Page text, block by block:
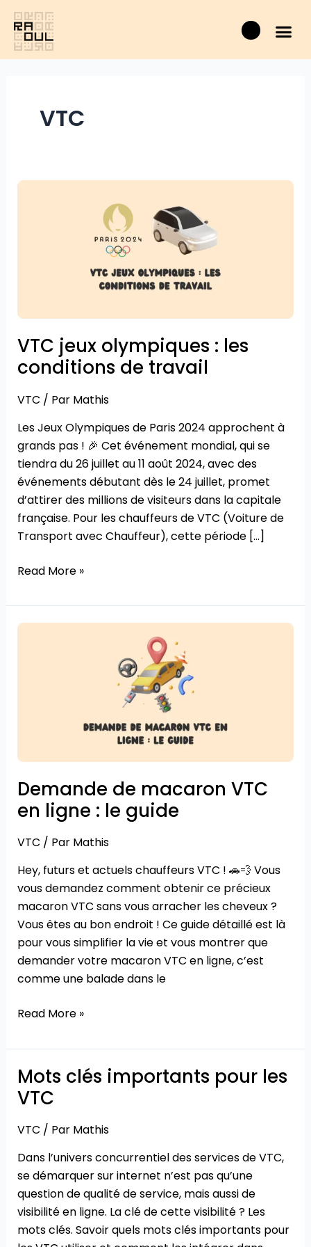
Aller
contenu
Panier
VTC
VTC jeux olympiques : les
conditions de travail
VTC / Par Mathis
Les Jeux Olympiques de Paris 2024 approchent à
grands pas ! 🎉 Cet événement mondial, qui se
tiendra du 26 juillet au 11 août 2024, avec des
événements débutant dès le 24 juillet, promet
d’attirer des millions de visiteurs dans la capitale
française. Pour les chauffeurs de VTC (Voiture de
Transport avec Chauffeur), cette période […]
VTC
travail
Read More »
Demande de macaron VTC
en ligne : le guide
VTC / Par Mathis
Hey, futurs et actuels chauffeurs VTC ! 🚗💨 Vous
vous demandez comment obtenir ce précieux
macaron VTC sans vous arracher les cheveux ?
Vous êtes au bon endroit ! Ce guide détaillé est là
pour vous simplifier la vie et vous montrer que
demander votre macaron VTC en ligne, c’est
comme une balade dans le
Demande
le
Read More »
Mots clés importants pour les
VTC
VTC / Par Mathis
Dans l’univers concurrentiel des services de VTC,
se démarquer sur internet n’est pas qu’une
question de qualité de service, mais aussi de
visibilité en ligne. La clé de cette visibilité ? Les
mots clés. Savoir quels mots clés importants pour
Mots
clés
pour
VTC